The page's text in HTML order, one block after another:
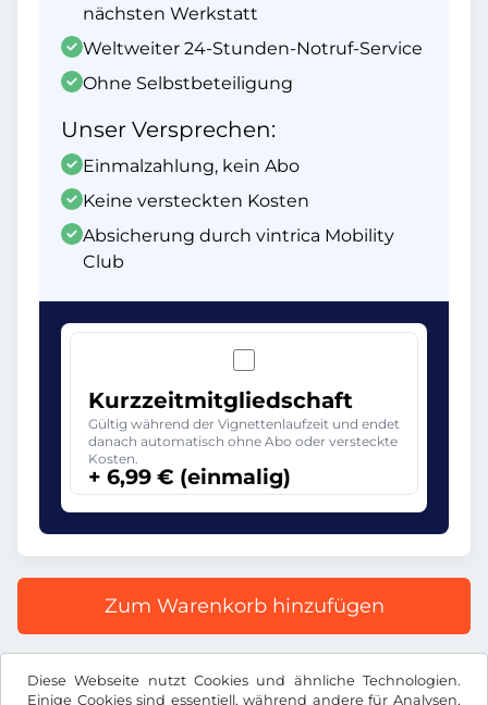
Diese Webseite nutzt Cookies und ähnliche Technologien.
Einige Cookies sind essentiell, während andere für Analysen,
nächsten Werkstatt
Weltweiter 24-Stunden-Notruf-Service
Ohne Selbstbeteiligung
Unser Versprechen:
Einmalzahlung, kein Abo
Keine versteckten Kosten
Absicherung durch vintrica Mobility
Club
Kurzzeitmitgliedschaft
Gültig während der Vignettenlaufzeit und endet
danach automatisch ohne Abo oder versteckte
Kosten.
+ 6,99 € (einmalig)
Zum Warenkorb hinzufügen
Alle Preise inkl. gesetzlicher MwSt.